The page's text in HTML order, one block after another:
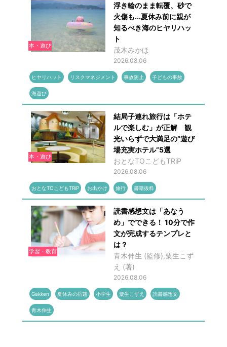
本・遊び
浮き輪のまま転覆、砂で
火傷も...夏休み前に親が
知るべき海のヒヤリハッ
ト
茂木みかほ
2026.08.06
ヒヤリハット リスクマネジメント 事故防止 子どもの事故
海遊び
本・遊び
結局子連れ旅行は「ホテ
ルで楽しむ」が正解 観
光いらずで大満足の“遊び
場充実ホテル”5選
おとなTOこどもTRiP
2026.08.06
おとなTOこどもTRiP お出かけ 旅行 書籍抜粋
学習・教育
読書感想文は「あなう
め」でできる！ 10分で作
文が完成するテンプレと
は？
青木伸生 (監修),粟生こず
え (著)
2026.08.06
Gakken 夏休みの宿題 小学生 粟生こずえ 読書感想文
青木伸生